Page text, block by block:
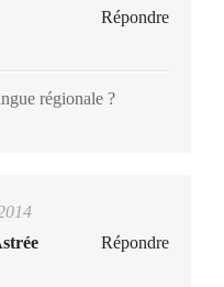
Répondre
régionale ?
Répondre